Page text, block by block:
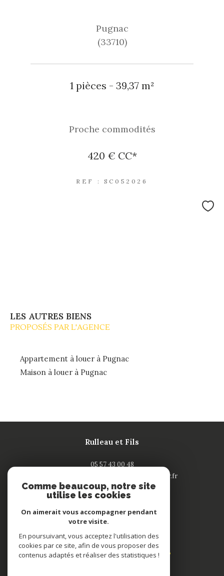
Pugnac
(33710)
1 pièces - 39,37 m²
Proche commodités
420 € CC*
REF : SC052026
LES AUTRES BIENS
PROPOSÉS PAR L'AGENCE
Appartement à louer à Pugnac
Maison à louer à Pugnac
Rulleau et Fils
05 57 43 00 48
contact-saintandre@rulleau-immobilier.fr
132 rue Nationale
33240 saint-andré de cubzac
Adhérents
Comme beaucoup, notre site
utilise les cookies
On aimerait vous accompagner pendant
votre visite.
En poursuivant, vous acceptez l'utilisation des
cookies par ce site, afin de vous proposer des
contenus adaptés et réaliser des statistiques !